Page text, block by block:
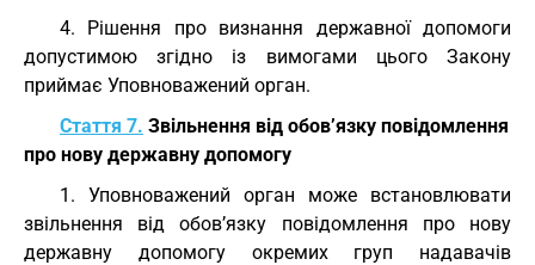
4. Рішення про визнання державної допомоги
допустимою згідно із вимогами цього Закону
приймає Уповноважений орган.
Стаття 7. Звільнення від обов’язку повідомлення
про нову державну допомогу
1. Уповноважений орган може встановлювати
звільнення від обов’язку повідомлення про нову
державну допомогу окремих груп надавачів